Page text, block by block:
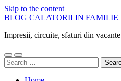
Skip to the content
BLOG CALATORII IN FAMILIE
Impresii, circuite, sfaturi din vacante
Toggle
mobile
Toggle
search
Search
for: